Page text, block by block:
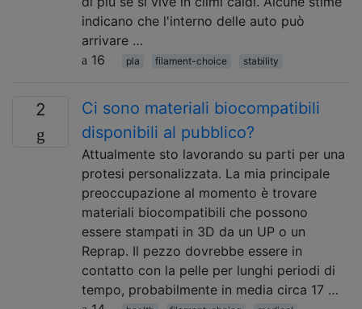
indicano che l'interno delle auto può
arrivare …
16
pla filament-choice stability
2
Ci sono materiali biocompatibili
disponibili al pubblico?
Attualmente sto lavorando su parti per una
protesi personalizzata. La mia principale
preoccupazione al momento è trovare
materiali biocompatibili che possono
essere stampati in 3D da un UP o un
Reprap. Il pezzo dovrebbe essere in
contatto con la pelle per lunghi periodi di
tempo, probabilmente in media circa 17 …